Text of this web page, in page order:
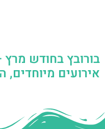
בורובץ בחודש מרץ
אירועים מיוחדים,